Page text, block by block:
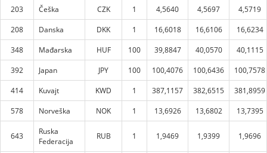
203
Češka CZK 1 4,5640 4,5697
4,5719
208
Danska DKK 1 16,6018 16,6106
16,6234
348
Mađarska HUF 100 39,8847 40,0570
40,1115
392
Japan JPY 100 100,4076 100,6436
100,7578
414
Kuvajt KWD 1 387,1157 382,6515
381,8959
578
Norveška NOK 1 13,6926 13,6802 13,7395
643
Ruska
Federacija
RUB 1 1,9469 1,9399 1,9696